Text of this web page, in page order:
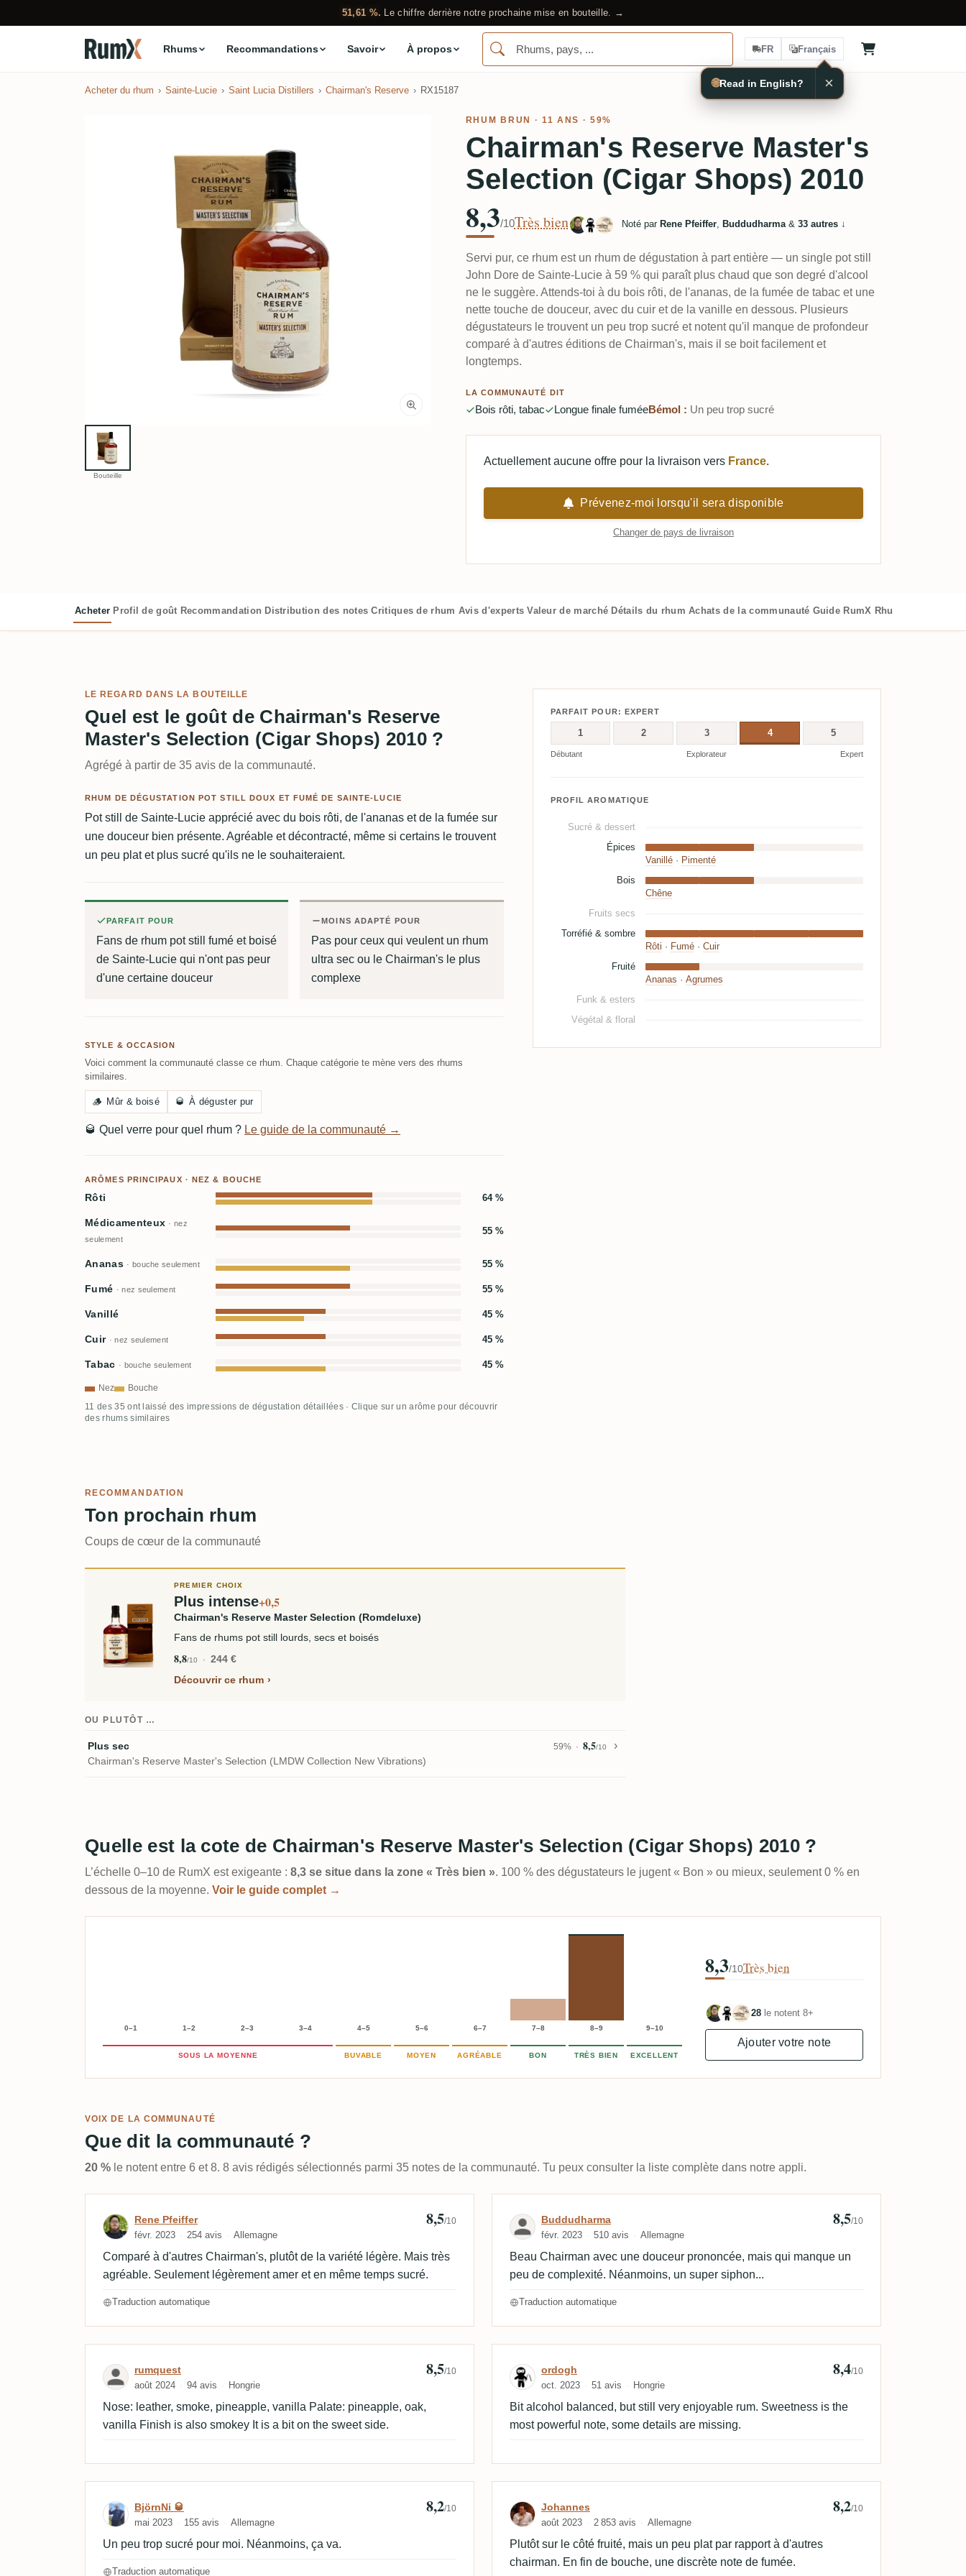
51,61 %. Le chiffre derrière notre prochaine mise en bouteille. →
Rhums Recommandations Savoir À propos FR Français
Acheter du rhum Sainte-Lucie Saint Lucia Distillers Chairman's Reserve RX15187
Bouteille
RHUM BRUN · 11 ANS · 59%
Chairman's Reserve Master's
Selection (Cigar Shops) 2010
8,3/10Très bien Noté par Rene Pfeiffer, Buddudharma& 33 autres↓
Servi pur, ce rhum est un rhum de dégustation à part entière — un single pot still
John Dore de Sainte-Lucie à 59 % qui paraît plus chaud que son degré d'alcool
ne le suggère. Attends-toi à du bois rôti, de l'ananas, de la fumée de tabac et une
nette touche de douceur, avec du cuir et de la vanille en dessous. Plusieurs
dégustateurs le trouvent un peu trop sucré et notent qu'il manque de profondeur
comparé à d'autres éditions de Chairman's, mais il se boit facilement et
longtemps.
LA COMMUNAUTÉ DIT
Bois rôti, tabac Longue finale fuméeBémol : Un peu trop sucré
Actuellement aucune offre pour la livraison vers France.
Prévenez-moi lorsqu'il sera disponible
Changer de pays de livraison
Acheter Profil de goût Recommandation Distribution des notes Critiques de rhum Avis d'experts Valeur de marché Détails du rhum Achats de la communauté Guide RumX Rhums similaires
LE REGARD DANS LA BOUTEILLE
Quel est le goût de Chairman's Reserve
Master's Selection (Cigar Shops) 2010 ?
Agrégé à partir de 35 avis de la communauté.
RHUM DE DÉGUSTATION POT STILL DOUX ET FUMÉ DE SAINTE-LUCIE
Pot still de Sainte-Lucie apprécié avec du bois rôti, de l'ananas et de la fumée sur
une douceur bien présente. Agréable et décontracté, même si certains le trouvent
un peu plat et plus sucré qu'ils ne le souhaiteraient.
PARFAIT POUR
Fans de rhum pot still fumé et boisé
de Sainte-Lucie qui n'ont pas peur
d'une certaine douceur
MOINS ADAPTÉ POUR
Pas pour ceux qui veulent un rhum
ultra sec ou le Chairman's le plus
complexe
STYLE & OCCASION
Voici comment la communauté classe ce rhum. Chaque catégorie te mène vers des rhums
similaires.
🪵 Mûr & boisé 🥃 À déguster pur
🥃 Quel verre pour quel rhum ? Le guide de la communauté →
ARÔMES PRINCIPAUX · NEZ & BOUCHE
Rôti 64 %
Médicamenteux · nez
seulement
55 %
Ananas · bouche seulement 55 %
Fumé · nez seulement 55 %
Vanillé 45 %
Cuir · nez seulement 45 %
Tabac · bouche seulement 45 %
Nez Bouche
11 des 35 ont laissé des impressions de dégustation détaillées · Clique sur un arôme pour découvrir
des rhums similaires
PARFAIT POUR: EXPERT
1 2 3 4 5
Débutant Explorateur Expert
PROFIL AROMATIQUE
Sucré & dessert
Épices
Vanillé· Pimenté
Bois
Chêne
Fruits secs
Torréfié & sombre
Rôti · Fumé· Cuir
Fruité
Ananas · Agrumes
Funk & esters
Végétal & floral
RECOMMANDATION
Ton prochain rhum
Coups de cœur de la communauté
PREMIER CHOIX
Plus intense+0,5
Chairman's Reserve Master Selection (Romdeluxe)
Fans de rhums pot still lourds, secs et boisés
8,8/10
244 €
Découvrir ce rhum
OU PLUTÔT …
Plus sec 59% 8,5/10
Chairman's Reserve Master's Selection (LMDW Collection New Vibrations)
Quelle est la cote de Chairman's Reserve Master's Selection (Cigar Shops) 2010 ?
L’échelle 0–10 de RumX est exigeante : 8,3 se situe dans la zone « Très bien ». 100 % des dégustateurs le jugent « Bon » ou mieux, seulement 0 % en
dessous de la moyenne. Voir le guide complet →
0–1 1–2 2–3 3–4 4–5 5–6 6–7 7–8 8–9 9–10
SOUS LA MOYENNE BUVABLE MOYEN AGRÉABLE BON TRÈS BIEN EXCELLENT
8,3/10Très bien
28 le notent 8+
Ajouter votre note
VOIX DE LA COMMUNAUTÉ
Que dit la communauté ?
20 % le notent entre 6 et 8. 8 avis rédigés sélectionnés parmi 35 notes de la communauté. Tu peux consulter la liste complète dans notre appli.
Avis de Rene Pfeiffer
Rene Pfeiffer
févr. 2023 254 avis Allemagne
8,5/10
Comparé à d'autres Chairman's, plutôt de la variété légère. Mais très
agréable. Seulement légèrement amer et en même temps sucré.
Traduction automatique
Avis de Buddudharma
Buddudharma
févr. 2023 510 avis Allemagne
8,5/10
Beau Chairman avec une douceur prononcée, mais qui manque un
peu de complexité. Néanmoins, un super siphon...
Traduction automatique
Avis de rumquest
rumquest
août 2024 94 avis Hongrie
8,5/10
Nose: leather, smoke, pineapple, vanilla Palate: pineapple, oak,
vanilla Finish is also smokey It is a bit on the sweet side.
Avis de ordogh
ordogh
oct. 2023 51 avis Hongrie
8,4/10
Bit alcohol balanced, but still very enjoyable rum. Sweetness is the
most powerful note, some details are missing.
Avis de BjörnNi 🥃
BjörnNi 🥃
mai 2023 155 avis Allemagne
8,2/10
Un peu trop sucré pour moi. Néanmoins, ça va.
Traduction automatique
Avis de Johannes
Johannes
août 2023 2 853 avis Allemagne
8,2/10
Plutôt sur le côté fruité, mais un peu plat par rapport à d'autres
chairman. En fin de bouche, une discrète note de fumée.
🌐Read in English? ×